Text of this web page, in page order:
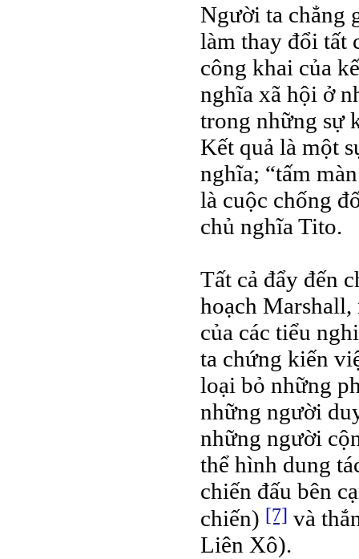
Người ta chẳng
làm thay đổi tất
công khai của
nghĩa xã hội ở
trong những sự
Kết quả là một
nghĩa; “tấm
là cuộc chống
chủ nghĩa Tito.
Tất cả đẩy đến
hoạch
của các tiểu
ta chứng kiến
loại bỏ những
những người
những người
thể hình dung
chiến đấu bên
chiến) [7] và
Liên Xô).